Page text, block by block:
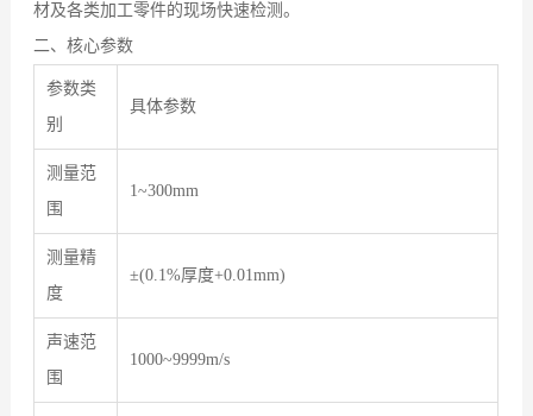
材及各类加工零件的现场快速检测。
二、核心参数
参数类
别
具体参数
测量范
围
1~300mm
测量精
度
±(0.1%厚度+0.01mm)
声速范
围
1000~9999m/s